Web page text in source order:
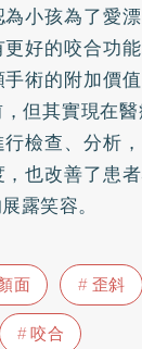
小孩為了愛
好的咬合功
術的附加價
但其實現在
檢查、分析
也改善了患
露笑容。
面 歪斜
咬合